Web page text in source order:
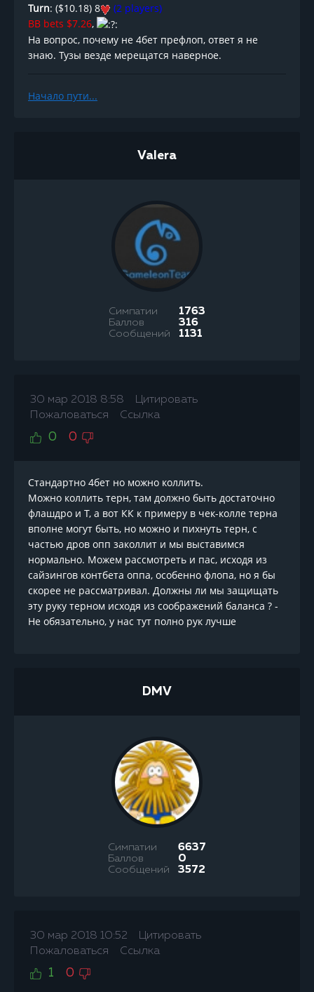
Turn: ($10.18) 8
(2 players)
BB bets $7.26,
На вопрос, почему не 4бет префлоп, ответ я не
знаю. Тузы везде мерещатся наверное.
Начало пути...
Valera
Симпатии 1763
Баллов 316
Сообщений 1131
30 мар 2018 8:58
Цитировать
Пожаловаться
Ссылка
0 0
Стандартно 4бет но можно коллить.
Можно коллить терн, там должно быть достаточно
флашдро и Т, а вот КК к примеру в чек-колле терна
вполне могут быть, но можно и пихнуть терн, с
частью дров опп заколлит и мы выставимся
нормально. Можем рассмотреть и пас, исходя из
сайзингов контбета оппа, особенно флопа, но я бы
скорее не рассматривал. Должны ли мы защищать
эту руку терном исходя из соображений баланса ? -
Не обязательно, у нас тут полно рук лучше
DMV
Симпатии 6637
Баллов 0
Сообщений 3572
30 мар 2018 10:52
Цитировать
Пожаловаться
Ссылка
1 0